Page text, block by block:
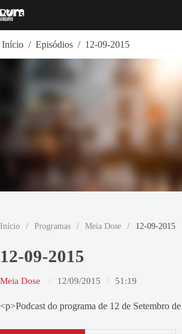
para
Início / Episódios / 12-09-2015
Início / Programas / Meia Dose / 12-09-2015
12-09-2015
Meia Dose 12/09/2015 51:19
<p>Podcast do programa de 12 de Setembro